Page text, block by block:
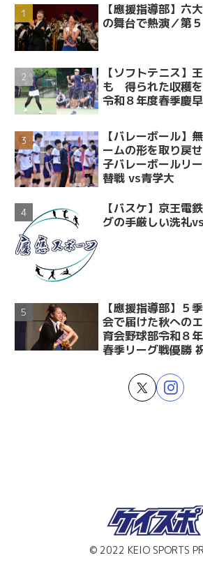
【應援指導部】六
の舞台で熱演／第
【ソフトテニス】
も 得られた収穫
令和８年度春季慶
【バレーボール】
ームの形を取り戻
子バレーボールリ
替戦 vs青学大
【バスケ】京王電
グの手厳しい洗礼
【應援指導部】５
会で届けた秋への
育会野球部令和８
春季リーグ戦優勝
© 2022 KEIO SPORTS